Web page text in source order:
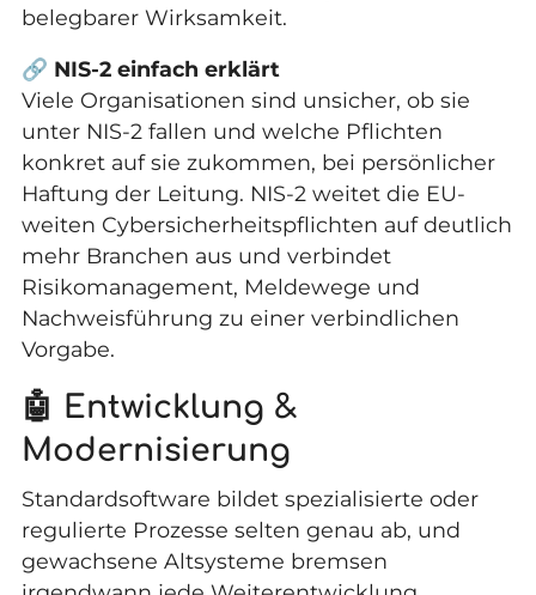
belegbarer Wirksamkeit.
🔗 NIS-2 einfach erklärt
Viele Organisationen sind unsicher, ob sie
unter NIS-2 fallen und welche Pflichten
konkret auf sie zukommen, bei persönlicher
Haftung der Leitung. NIS-2 weitet die EU-
weiten Cybersicherheitspflichten auf deutlich
mehr Branchen aus und verbindet
Risikomanagement, Meldewege und
Nachweisführung zu einer verbindlichen
Vorgabe.
🤖 Entwicklung &
Modernisierung
Standardsoftware bildet spezialisierte oder
regulierte Prozesse selten genau ab, und
gewachsene Altsysteme bremsen